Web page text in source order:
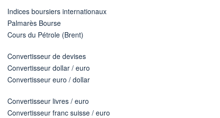
0,00 EUR
DIVIDENDE
ÉLIGIBILITÉ
PEA PEA-PME
Non éligible
Boursobank
Indices boursiers internationaux
Palmarès Bourse
Cours du Pétrole (Brent)
Convertisseur de devises
Convertisseur dollar / euro
Convertisseur euro / dollar
Convertisseur livres / euro
Convertisseur franc suisse / euro